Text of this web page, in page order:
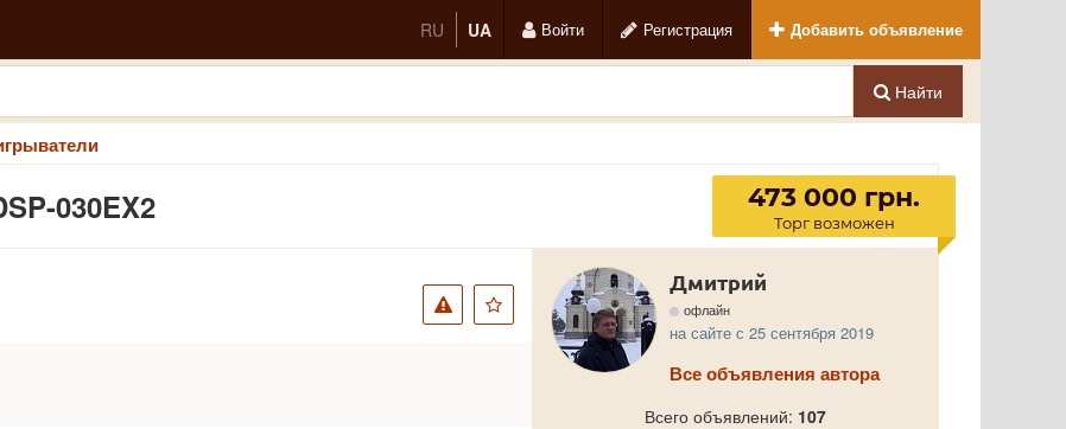
RU UA Войти Регистрация Добавить объявление
Найти
030EX2 473 000 грн.
Торг возможен
Дмитрий
офлайн
на сайте с 25 сентября 2019
Все объявления автора
Всего объявлений: 107